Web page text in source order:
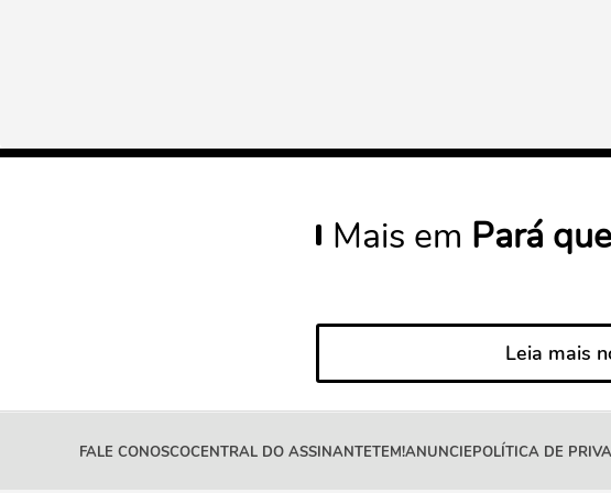
Mais em Pará
Leia mais
FALE CONOSCOCENTRAL DO ASSINANTETEM!ANUNCIEPOLÍTICA DE